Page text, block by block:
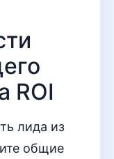
ROI
лида из
общие